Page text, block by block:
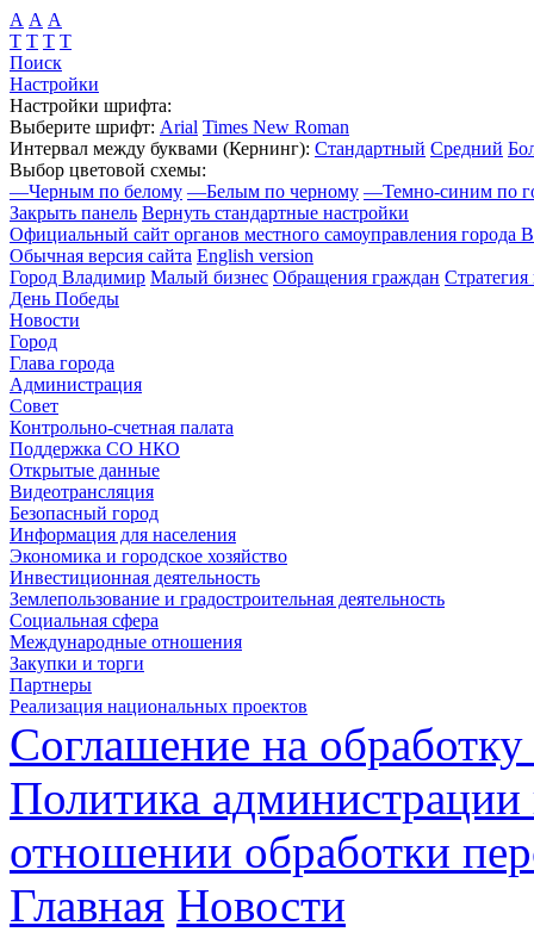
А А А
Т Т Т Т
Поиск
Настройки
Настройки шрифта:
Выберите шрифт: Arial Times New Roman
Интервал между буквами (Кернинг): Стандартный Средний
Выбор цветовой схемы:
—Черным по белому —Белым по черному —Темно-синим по
Закрыть панель Вернуть стандартные настройки
Официальный сайт органов местного самоуправления города
Обычная версия сайта English version
Город Владимир Малый бизнес Обращения граждан Стратегия
День Победы
Новости
Город
Глава города
Администрация
Совет
Контрольно-счетная палата
Поддержка СО НКО
Открытые данные
Видеотрансляция
Безопасный город
Информация для населения
Экономика и городское хозяйство
Инвестиционная деятельность
Землепользование и градостроительная деятельность
Социальная сфера
Международные отношения
Закупки и торги
Партнеры
Реализация национальных проектов
Соглашение на
Политика
отношении обработки
Главная Новости